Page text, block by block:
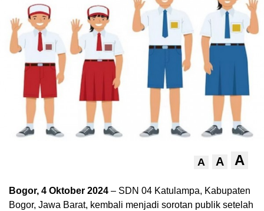
A A A
Bogor, 4 Oktober 2024 – SDN 04 Katulampa, Kabupaten
Bogor, Jawa Barat, kembali menjadi sorotan publik setelah